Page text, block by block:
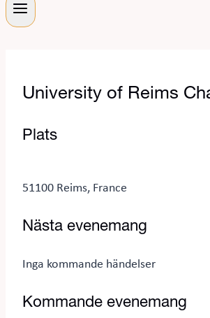
University of Reims
Plats
51100 Reims, France
Nästa evenemang
Inga kommande händelser
Kommande evenemang